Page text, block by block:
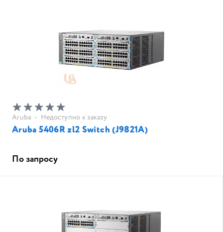
Aruba • Недоступно к заказу
Aruba 5406R zl2 Switch (J9821A)
По запросу